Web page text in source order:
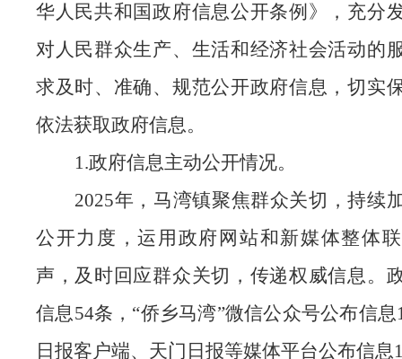
华人民共和国政府信息公开条例》，充分
对人民群众生产、生活和经济社会活动的
求及时、准确、规范公开政府信息，切实
依法获取政府信息。
1.政府信息主动公开情况。
2025年，马湾镇聚焦群众关切，持续
公开力度，运用政府网站和新媒体整体
声，及时回应群众关切，传递权威信息。
信息54条，“侨乡马湾”微信公众号公布信息
日报客户端、天门日报等媒体平台公布信息